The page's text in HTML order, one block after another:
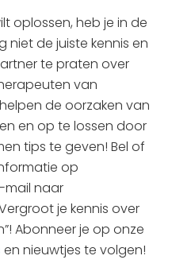
oplossen, heb je in de
niet de juiste kennis en
te praten over
van
de oorzaken van
en op te lossen door
tips te geven! Bel of
op
mail naar
je kennis over
Abonneer je op onze
en nieuwtjes te volgen!